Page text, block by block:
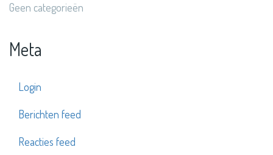
Geen categorieën
Meta
Login
Berichten feed
Reacties feed